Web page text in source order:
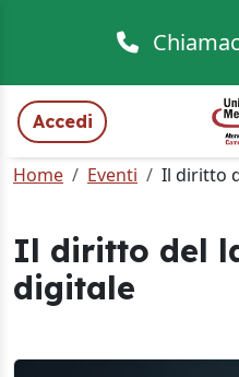
Accedi
Home Eventi Il diritto
Il diritto del
digitale